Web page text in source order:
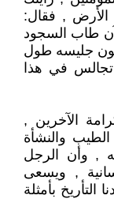
الأرض , فقال:
طاب السجود
جليسه طول
في هذا
الآخرين ,
والنشأة
, وأن الرجل
, ويسعى
بأمثلة